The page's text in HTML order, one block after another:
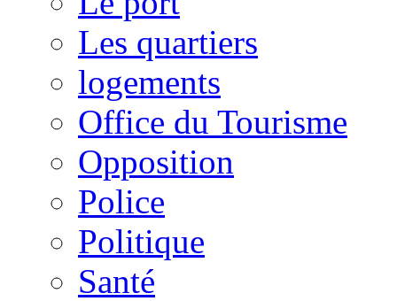
Les quartiers
logements
Office du Tourisme
Opposition
Police
Politique
Santé